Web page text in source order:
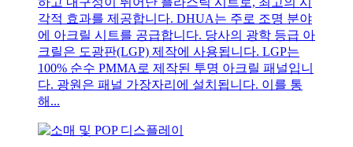
각적 효과를 제공합니다. DHUA는 주로 조명 분야
에 아크릴 시트를 공급합니다. 당사의 광학 등급 아
크릴은 도광판(LGP) 제작에 사용됩니다. LGP는
100% 순수 PMMA로 제작된 투명 아크릴 패널입니
다. 광원은 패널 가장자리에 설치됩니다. 이를 통
해...